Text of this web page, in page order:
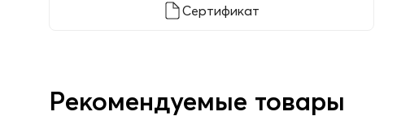
Сертификат
Рекомендуемые товары